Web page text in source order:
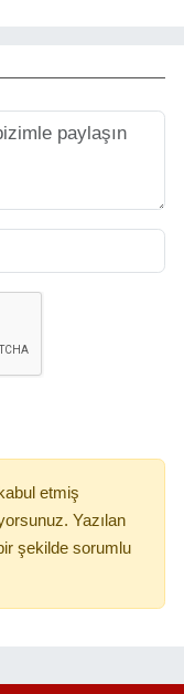
kabul etmiş
Yazılan
şekilde sorumlu